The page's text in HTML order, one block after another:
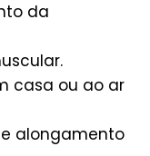
da
casa ou ao ar
alongamento